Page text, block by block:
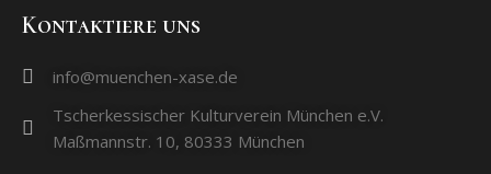
Kontaktiere uns
info@muenchen-xase.de
Tscherkessischer Kulturverein München e.V.
Maßmannstr. 10, 80333 München